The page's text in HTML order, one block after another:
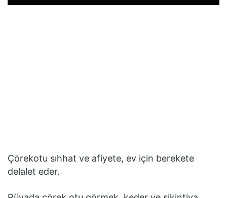
Çörekotu sıhhat ve afiyete, ev için berekete
delalet eder.